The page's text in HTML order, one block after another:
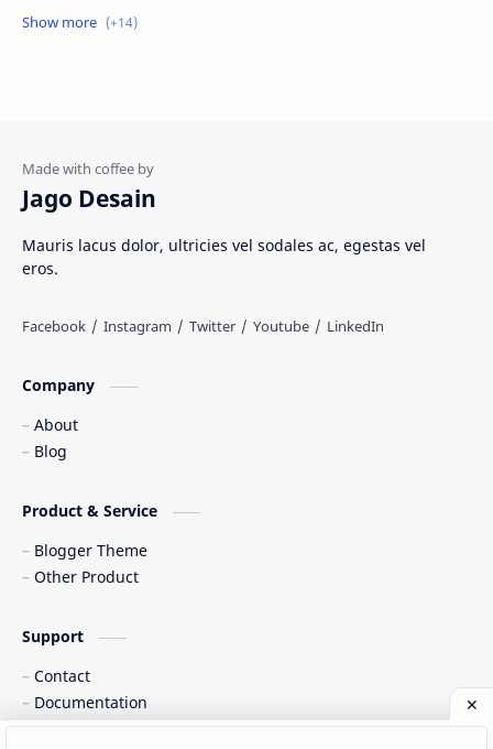
Jasa website
Rumah Adat
Tarian Tradisional
Web freelancer Wisata Indonesia
Jago Desain
Mauris lacus dolor, ultricies vel sodales ac, egestas vel
eros.
Company
About
Blog
Product & Service
Blogger Theme
Other Product
Support
Contact
Documentation